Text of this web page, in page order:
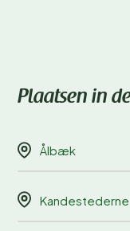
Plaatsen in
Ålbæk
Kandestederne